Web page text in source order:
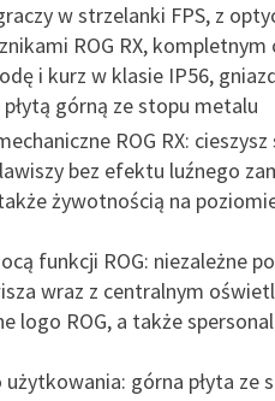
w strzelanki FPS, z
ROG RX,
i kurz w klasie IP56,
górną ze stopu metalu
ROG RX:
bez efektu luźnego
żywotnością na
funkcji ROG: niezależne
wraz z centralnym
logo ROG, a także
górna płyta ze